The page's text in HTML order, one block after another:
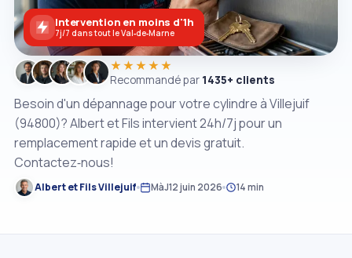
Besoin d'un dépannage pour votre cylindre à Villejuif
(94800)? Albert et Fils intervient 24h/7j pour un
remplacement rapide et un devis gratuit.
Contactez‑nous!
Albert et Fils Villejuif MàJ12 juin 2026 14 min
★★★★★
Recommandé par 1435+ clients
Intervention en moins d'1h
7j/7 dans tout le Val‑de‑Marne